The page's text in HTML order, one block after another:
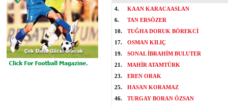
4.
KAAN KARACAASLAN
6.
TAN ERSÖZER
10.
TUĞHA DORUK BÖREKCİ
17.
OSMAN KILIÇ
19.
SONAL İBRAHİM BULUTER
21.
MAHİR ATAMTÜRK
23.
EREN ORAK
25.
HASAN KORAMAZ
46.
TURGAY BORAN ÖZSAN